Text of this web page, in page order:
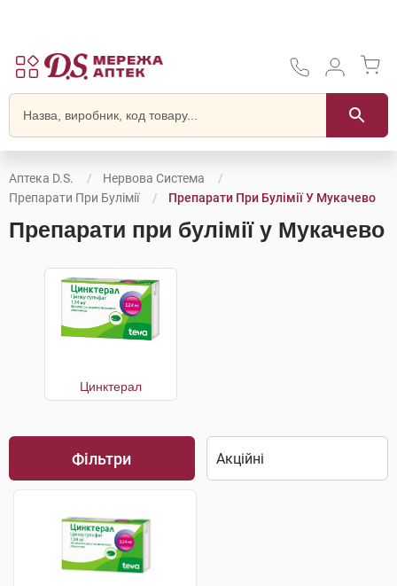
Аптека D.S.
Нервова Система
Препарати При Булімії
Препарати При Булімії У Мукачево
Препарати при булімії у Мукачево
Цинктерал
Фільтри